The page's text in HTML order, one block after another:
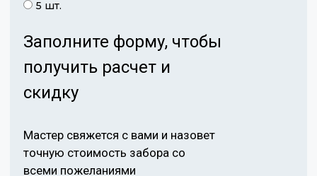
5 шт.
Заполните форму, чтобы
получить расчет и
скидку
Мастер свяжется с вами и назовет
точную стоимость забора со
всеми пожеланиями